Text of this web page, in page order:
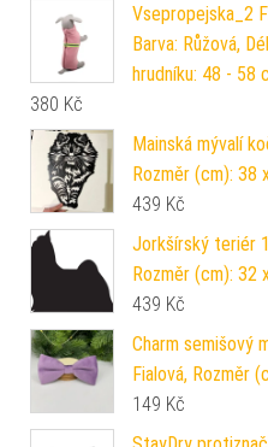
Vsepropejska_2
Barva: Růžová,
hrudníku: 48 - 58
380 Kč
Mainská mývalí
Rozměr (cm): 38
439 Kč
Jorkšírský teriér
Rozměr (cm): 32
439 Kč
Charm semišový
Fialová, Rozměr
149 Kč